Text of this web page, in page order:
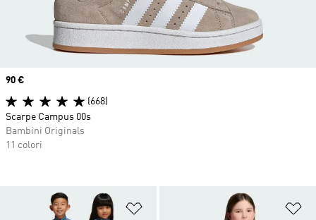
Aggiungi alla lista dei desideri
Price
90 €
(668)
Scarpe Campus 00s
Bambini Originals
11 colori